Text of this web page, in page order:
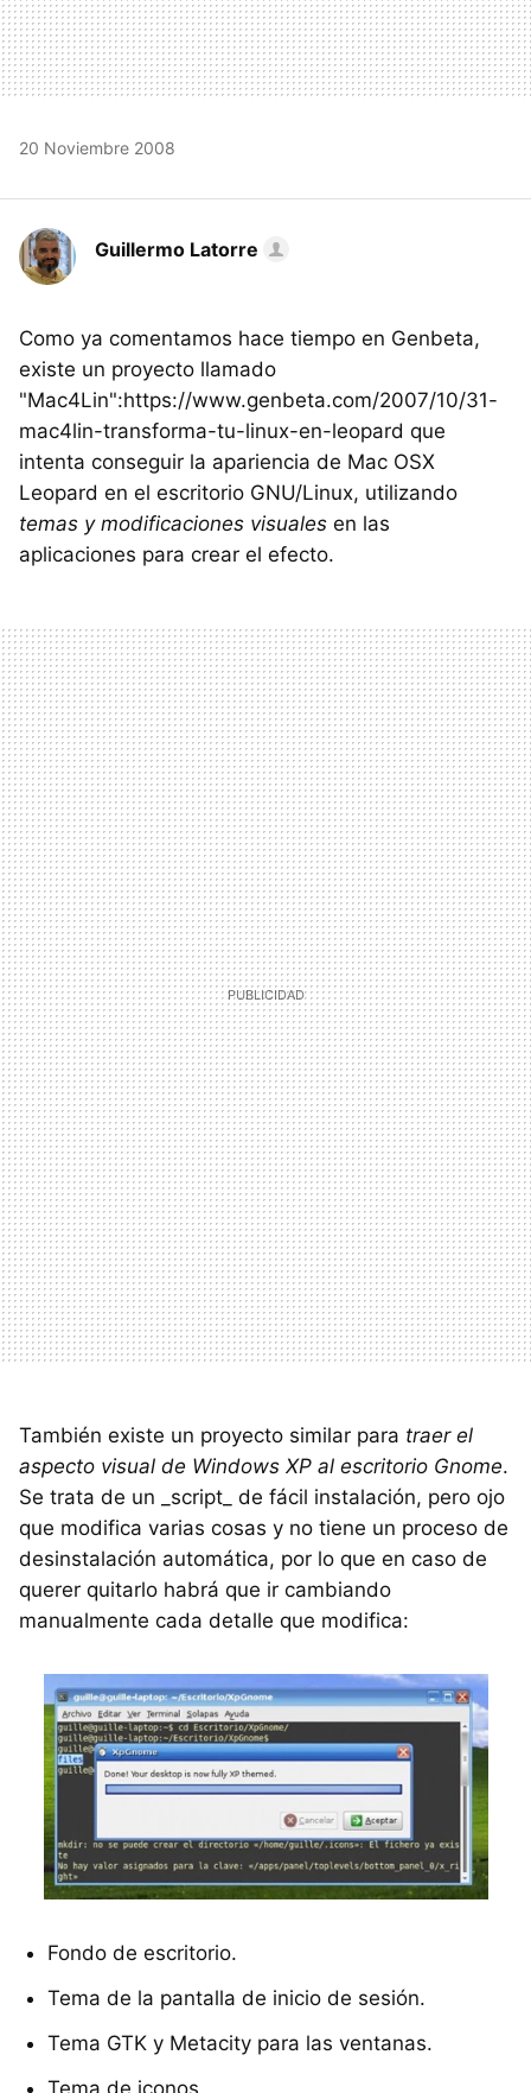
20 Noviembre 2008
Guillermo Latorre
Como ya comentamos hace tiempo en Genbeta,
existe un proyecto llamado
"Mac4Lin":https://www.genbeta.com/2007/10/31-
mac4lin-transforma-tu-linux-en-leopard que
intenta conseguir la apariencia de Mac OSX
Leopard en el escritorio GNU/Linux, utilizando
temas y modificaciones visuales en las
aplicaciones para crear el efecto.
También existe un proyecto similar para traer el
aspecto visual de Windows XP al escritorio Gnome.
Se trata de un _script_ de fácil instalación, pero ojo
que modifica varias cosas y no tiene un proceso de
desinstalación automática, por lo que en caso de
querer quitarlo habrá que ir cambiando
manualmente cada detalle que modifica:
Fondo de escritorio.
Tema de la pantalla de inicio de sesión.
Tema GTK y Metacity para las ventanas.